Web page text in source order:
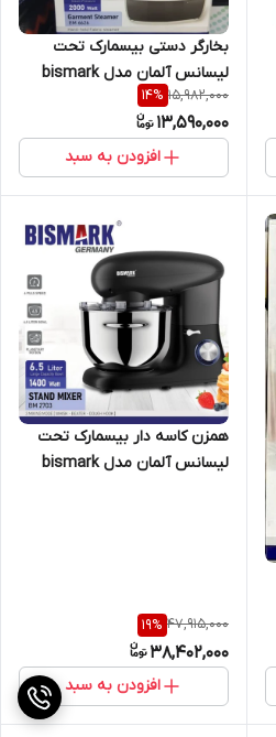
بخارگر دستی بیسمارک تحت
لیسانس آلمان مدل bismark
6626
15,982,000
14%
13,590,000
افزودن به سبد
همزن کاسه دار بیسمارک تحت
لیسانس آلمان مدل bismark
47,915,000
19%
38,402,000
افزودن به سبد